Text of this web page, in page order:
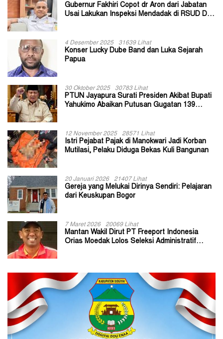
Gubernur Fakhiri Copot dr Aron dari Jabatan
Usai Lakukan Inspeksi Mendadak di RSUD Dok
4 Desember 2025 31639 Lihat
Konser Lucky Dube Band dan Luka Sejarah
Papua
30 Oktober 2025 30783 Lihat
PTUN Jayapura Surati Presiden Akibat Bupati
Yahukimo Abaikan Putusan Gugatan 139
12 November 2025 28571 Lihat
Istri Pejabat Pajak di Manokwari Jadi Korban
Mutilasi, Pelaku Diduga Bekas Kuli Bangunan
20 Januari 2026 21407 Lihat
Gereja yang Melukai Dirinya Sendiri: Pelajaran
dari Keuskupan Bogor
7 Maret 2026 20069 Lihat
Mantan Wakil Dirut PT Freeport Indonesia
Orias Moedak Lolos Seleksi Administratif